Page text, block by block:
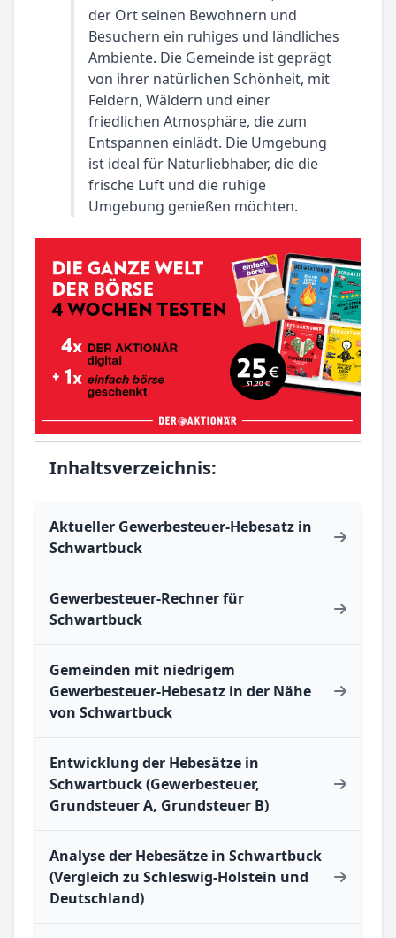
der Ort seinen Bewohnern und
Besuchern ein ruhiges und ländliches
Ambiente. Die Gemeinde ist geprägt
von ihrer natürlichen Schönheit, mit
Feldern, Wäldern und einer
friedlichen Atmosphäre, die zum
Entspannen einlädt. Die Umgebung
ist ideal für Naturliebhaber, die die
frische Luft und die ruhige
Umgebung genießen möchten.
Inhaltsverzeichnis:
Aktueller Gewerbesteuer-Hebesatz in
Schwartbuck
Gewerbesteuer-Rechner für
Schwartbuck
Gemeinden mit niedrigem
Gewerbesteuer-Hebesatz in der Nähe
von Schwartbuck
Entwicklung der Hebesätze in
Schwartbuck (Gewerbesteuer,
Grundsteuer A, Grundsteuer B)
Analyse der Hebesätze in Schwartbuck
(Vergleich zu Schleswig-Holstein und
Deutschland)